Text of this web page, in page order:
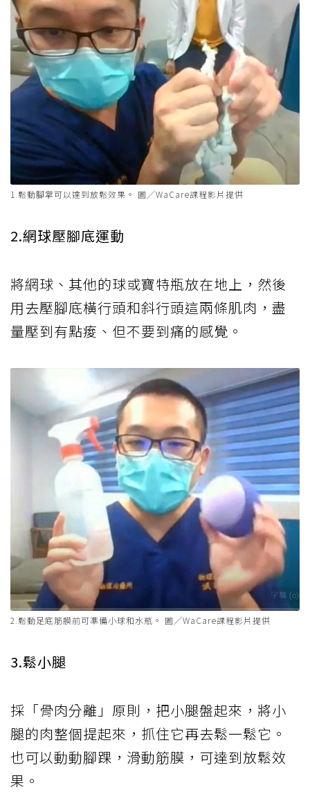
1.鬆動腳掌可以達到放鬆效果。 圖╱WaCare課程影片提供
2.網球壓腳底運動
將網球、其他的球或寶特瓶放在地上，然後
用去壓腳底橫行頭和斜行頭這兩條肌肉，盡
量壓到有點痠、但不要到痛的感覺。
2.鬆動足底筋膜前可準備小球和水瓶。 圖╱WaCare課程影片提供
3.鬆小腿
採「骨肉分離」原則，把小腿盤起來，將小
腿的肉整個提起來，抓住它再去鬆一鬆它。
也可以動動腳踝，滑動筋膜，可達到放鬆效
果。